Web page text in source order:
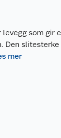
som gir
Den
mer